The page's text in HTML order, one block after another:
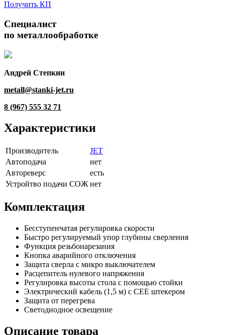
Получить КП
Специалист
по металлообработке
Андрей Степкин
metall@stanki-jet.ru
8 (967) 555 32 71
Характеристики
Производитель
JET
Автоподача
нет
Автореверс
есть
Устройтво подачи СОЖ нет
Комплектация
Бесступенчатая регулировка скорости
Быстро регулируемый упор глубины сверления
Функция резьбонарезания
Кнопка аварийного отключения
Защита сверла с микро выключателем
Расцепитель нулевого напряжения
Регулировка высоты стола с помощью стойки
Электрический кабель (1,5 м) с CEE штекером
Защита от перегрева
Светодиодное освещение
Описание товара